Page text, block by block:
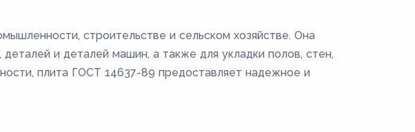
строительстве и сельском хозяйстве. Она
и деталей машин, а также для укладки полов, стен,
плита ГОСТ 14637-89 предоставляет надежное и